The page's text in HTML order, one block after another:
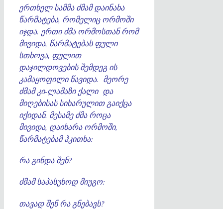
ერთხელ სამმა ძმამ დაინახა
წარმატება, რომელიც ორმოში
იჯდა. ერთი ძმა ორმოსთან რომ
მივიდა, წარმატებას ფული
სთხოვა, ფულით
დაჯილდოვების შემდეგ ის
კამაყოფილი წავიდა. მეორე
ძმამ კი-ლამაზი ქალი და
მიღებისას სიხარულით გაიქცა
იქიდან. მესამე ძმა როცა
მივიდა, დაიხარა ორმოში,
წარმატებამ ჰკითხა:
რა გინდა შენ?
ძმამ საპასუხოდ მიუგო:
თავად შენ რა გნებავს?